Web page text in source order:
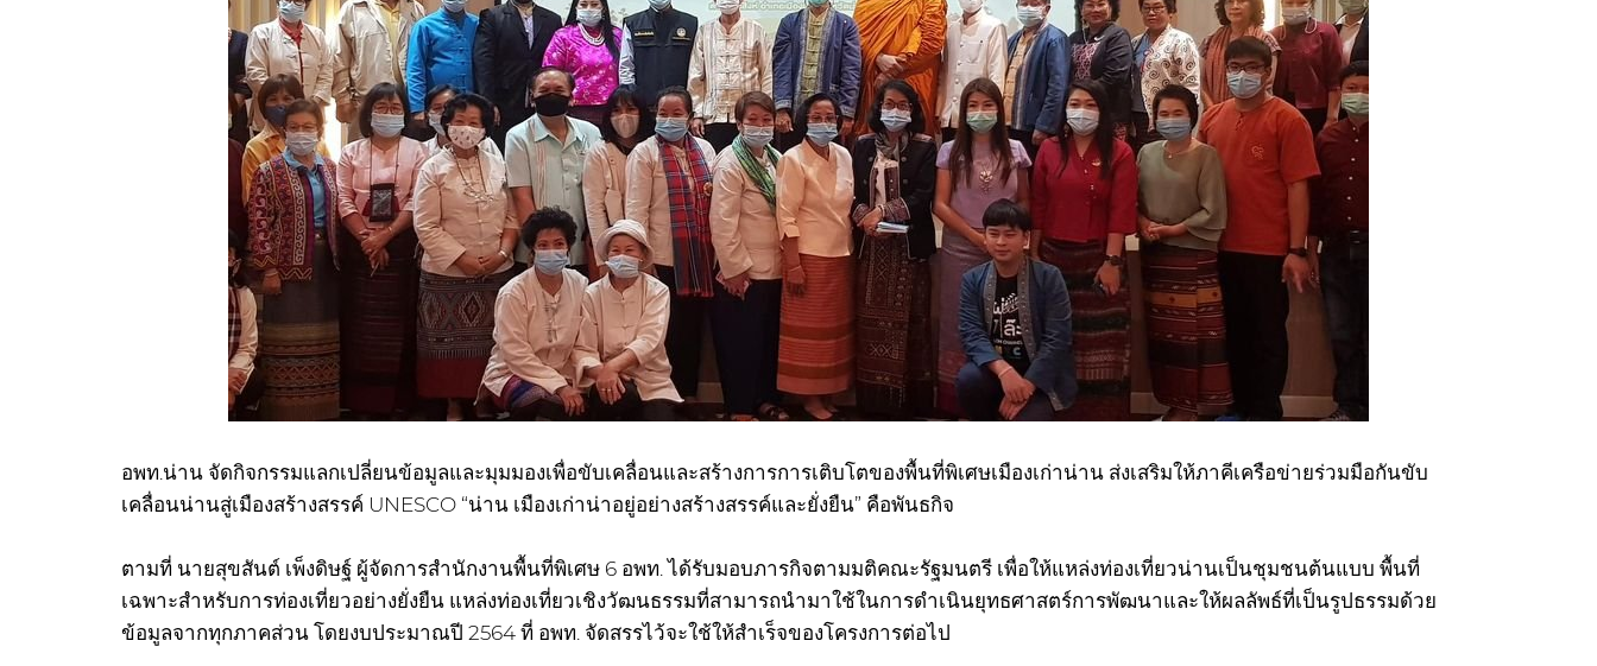
อพท.น่าน จัดกิจกรรมแลกเปลี่ยนข้อมูลและมุมมองเพื่อขับเคลื่อนและสร้างการการเติบโตของพื้นที่พิเศษเมืองเก่าน่าน ส่งเสริมให้ภาคีเครือข่ายร่วมมือกันขับ
เคลื่อนน่านสู่เมืองสร้างสรรค์ UNESCO “น่าน เมืองเก่าน่าอยู่อย่างสร้างสรรค์และยั่งยืน” คือพันธกิจ
ตามที่ นายสุขสันต์ เพ็งดิษฐ์ ผู้จัดการสำนักงานพื้นที่พิเศษ 6 อพท. ได้รับมอบภารกิจตามมติคณะรัฐมนตรี เพื่อให้แหล่งท่องเที่ยวน่านเป็นชุมชนต้นแบบ พื้นที่
เฉพาะสำหรับการท่องเที่ยวอย่างยั่งยืน แหล่งท่องเที่ยวเชิงวัฒนธรรมที่สามารถนำมาใช้ในการดำเนินยุทธศาสตร์การพัฒนาและให้ผลลัพธ์ที่เป็นรูปธรรมด้วย
ข้อมูลจากทุกภาคส่วน โดยงบประมาณปี 2564 ที่ อพท. จัดสรรไว้จะใช้ให้สำเร็จของโครงการต่อไป